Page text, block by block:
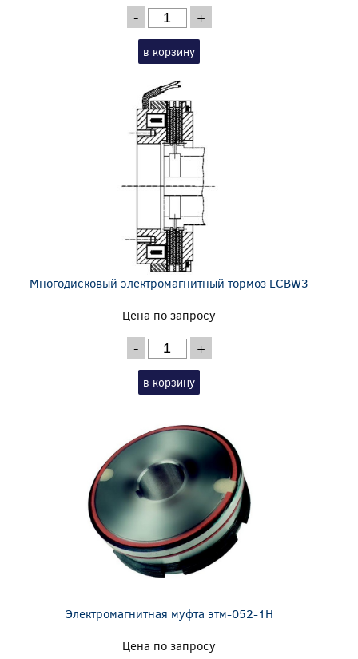
- +
в корзину
Многодисковый электромагнитный тормоз LCBW3
Цена по запросу
- +
в корзину
Электромагнитная муфта этм-052-1Н
Цена по запросу